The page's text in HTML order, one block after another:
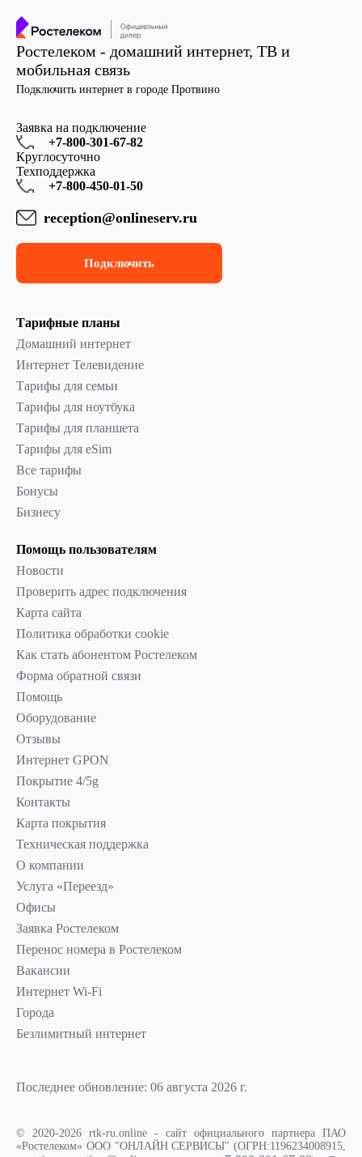
Ростелеком - домашний интернет, ТВ и
мобильная связь
Подключить интернет в городе Протвино
Заявка на подключение
+7-800-301-67-82
Круглосуточно
Техподдержка
+7-800-450-01-50
reception@onlineserv.ru
Подключить
Тарифные планы
Домашний интернет
Интернет Телевидение
Тарифы для семьи
Тарифы для ноутбука
Тарифы для планшета
Тарифы для eSim
Все тарифы
Бонусы
Бизнесу
Помощь пользователям
Новости
Проверить адрес подключения
Карта сайта
Политика обработки cookie
Как стать абонентом Ростелеком
Форма обратной связи
Помощь
Оборудование
Отзывы
Интернет GPON
Покрытие 4/5g
Контакты
Карта покрытия
Техническая поддержка
О компании
Услуга «Переезд»
Офисы
Заявка Ростелеком
Перенос номера в Ростелеком
Вакансии
Интернет Wi-Fi
Города
Безлимитный интернет
Последнее обновление: 06 августа 2026 г.
© 2020-2026 rtk-ru.online - сайт официального партнера ПАО
«Ростелеком» ООО "ОНЛАЙН СЕРВИСЫ" (ОГРН:1196234008915,